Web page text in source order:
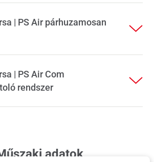
| PS Air párhuzamosan
| PS Air Com
rendszer
adatok